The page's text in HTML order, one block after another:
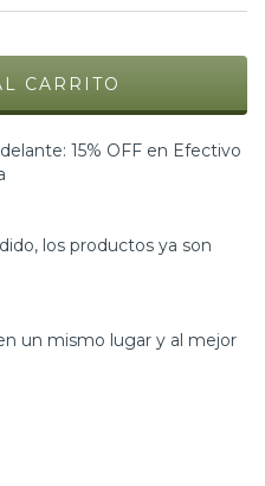
15% OFF en Efectivo
los productos ya son
un mismo lugar y al mejor